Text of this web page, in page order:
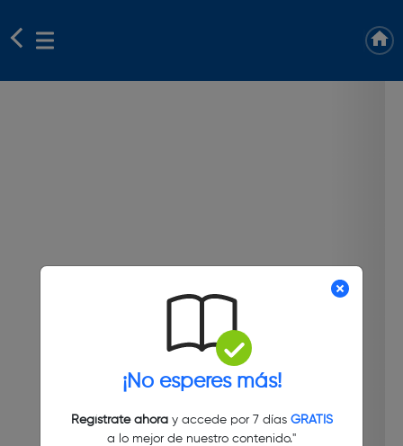
¡No esperes más!
Regístrate ahoray accede por 7 días GRATIS
a lo mejor de nuestro contenido."